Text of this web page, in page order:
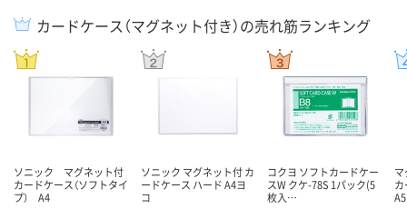
カードケース（マグネット付き）の売れ筋ランキング
ソニック マグネット付
カードケース（ソフトタイ
プ） A4
ソニック マグネット付 カ
ードケース ハード A4ヨ
コ
コクヨ ソフトカードケー
スW クケ-78S 1パック(5
枚入…